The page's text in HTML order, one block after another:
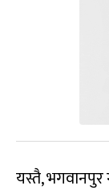
यस्तै,